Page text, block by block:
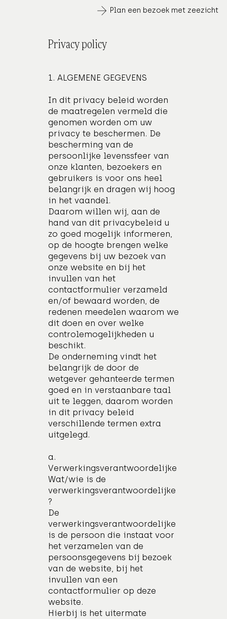
Plan een bezoek met zeezicht
Privacy policy
1. ALGEMENE GEGEVENS
In dit privacy beleid worden
de maatregelen vermeld die
genomen worden om uw
privacy te beschermen. De
bescherming van de
persoonlijke levenssfeer van
onze klanten, bezoekers en
gebruikers is voor ons heel
belangrijk en dragen wij hoog
in het vaandel.
Daarom willen wij, aan de
hand van dit privacybeleid u
zo goed mogelijk informeren,
op de hoogte brengen welke
gegevens bij uw bezoek van
onze website en bij het
invullen van het
contactformulier verzameld
en/of bewaard worden, de
redenen meedelen waarom we
dit doen en over welke
controlemogelijkheden u
beschikt.
De onderneming vindt het
belangrijk de door de
wetgever gehanteerde termen
goed en in verstaanbare taal
uit te leggen, daarom worden
in dit privacy beleid
verschillende termen extra
uitgelegd.
a.
Verwerkingsverantwoordelijke
Wat/wie is de
verwerkingsverantwoordelijke
?
De
verwerkingsverantwoordelijke
is de persoon die instaat voor
het verzamelen van de
persoonsgegevens bij bezoek
van de website, bij het
invullen van een
contactformulier op deze
website.
Hierbij is het uitermate